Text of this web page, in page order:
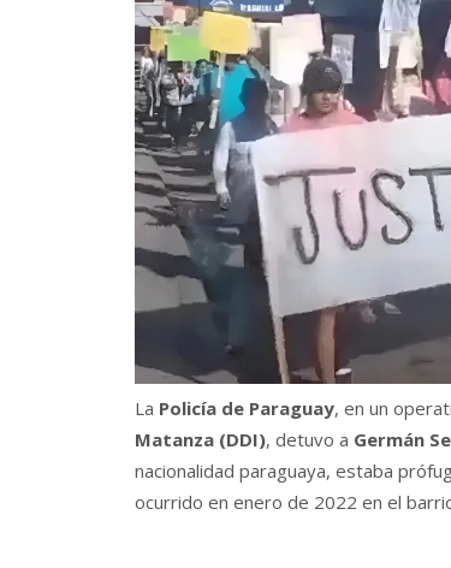
La Policía de Paraguay, en un
Matanza (DDI), detuvo a Germán
nacionalidad paraguaya, estaba
ocurrido en enero de 2022 en el